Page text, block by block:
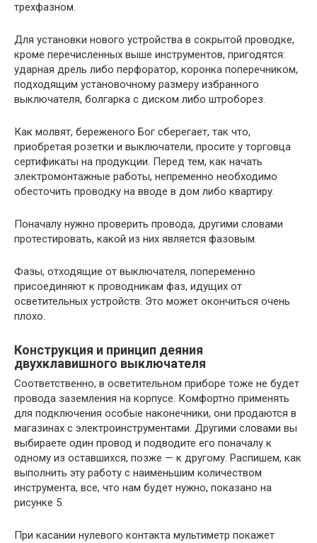
трехфазном.
Для установки нового устройства в сокрытой проводке,
кроме перечисленных выше инструментов, пригодятся:
ударная дрель либо перфоратор, коронка поперечником,
подходящим установочному размеру избранного
выключателя, болгарка с диском либо штроборез.
Как молвят, береженого Бог сберегает, так что,
приобретая розетки и выключатели, просите у торговца
сертификаты на продукции. Перед тем, как начать
электромонтажные работы, непременно необходимо
обесточить проводку на вводе в дом либо квартиру.
Поначалу нужно проверить провода, другими словами
протестировать, какой из них является фазовым.
Фазы, отходящие от выключателя, попеременно
присоединяют к проводникам фаз, идущих от
осветительных устройств. Это может окончиться очень
плохо.
Конструкция и принцип деяния
двухклавишного выключателя
Соответственно, в осветительном приборе тоже не будет
провода заземления на корпусе. Комфортно применять
для подключения особые наконечники, они продаются в
магазинах с электроинструментами. Другими словами вы
выбираете один провод и подводите его поначалу к
одному из оставшихся, позже — к другому. Распишем, как
выполнить эту работу с наименьшим количеством
инструмента, все, что нам будет нужно, показано на
рисунке 5.
При касании нулевого контакта мультиметр покажет